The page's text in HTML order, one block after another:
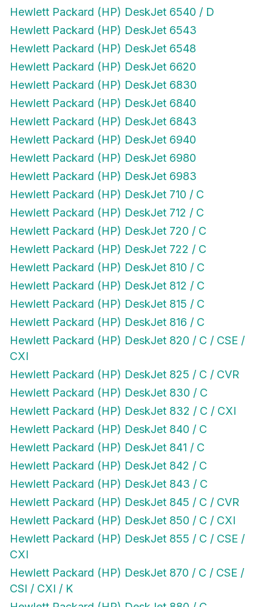
Hewlett Packard (HP) DeskJet 6540 / D
Hewlett Packard (HP) DeskJet 6543
Hewlett Packard (HP) DeskJet 6548
Hewlett Packard (HP) DeskJet 6620
Hewlett Packard (HP) DeskJet 6830
Hewlett Packard (HP) DeskJet 6840
Hewlett Packard (HP) DeskJet 6843
Hewlett Packard (HP) DeskJet 6940
Hewlett Packard (HP) DeskJet 6980
Hewlett Packard (HP) DeskJet 6983
Hewlett Packard (HP) DeskJet 710 / C
Hewlett Packard (HP) DeskJet 712 / C
Hewlett Packard (HP) DeskJet 720 / C
Hewlett Packard (HP) DeskJet 722 / C
Hewlett Packard (HP) DeskJet 810 / C
Hewlett Packard (HP) DeskJet 812 / C
Hewlett Packard (HP) DeskJet 815 / C
Hewlett Packard (HP) DeskJet 816 / C
Hewlett Packard (HP) DeskJet 820 / C / CSE /
Hewlett Packard (HP) DeskJet 825 / C / CVR
Hewlett Packard (HP) DeskJet 830 / C
Hewlett Packard (HP) DeskJet 832 / C / CXI
Hewlett Packard (HP) DeskJet 840 / C
Hewlett Packard (HP) DeskJet 841 / C
Hewlett Packard (HP) DeskJet 842 / C
Hewlett Packard (HP) DeskJet 843 / C
Hewlett Packard (HP) DeskJet 845 / C / CVR
Hewlett Packard (HP) DeskJet 850 / C / CXI
Hewlett Packard (HP) DeskJet 855 / C / CSE /
Hewlett Packard (HP) DeskJet 870 / C / CSE /
CSI / CXI / K
Hewlett Packard (HP) DeskJet 880 / C